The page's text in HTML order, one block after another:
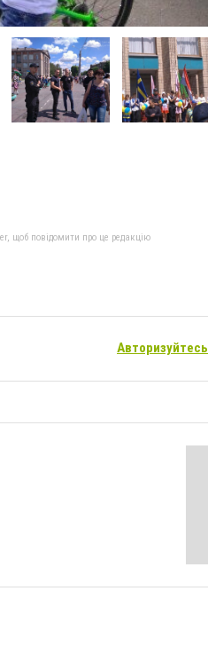
щоб повідомити про це редакцію
Авторизуйтесь